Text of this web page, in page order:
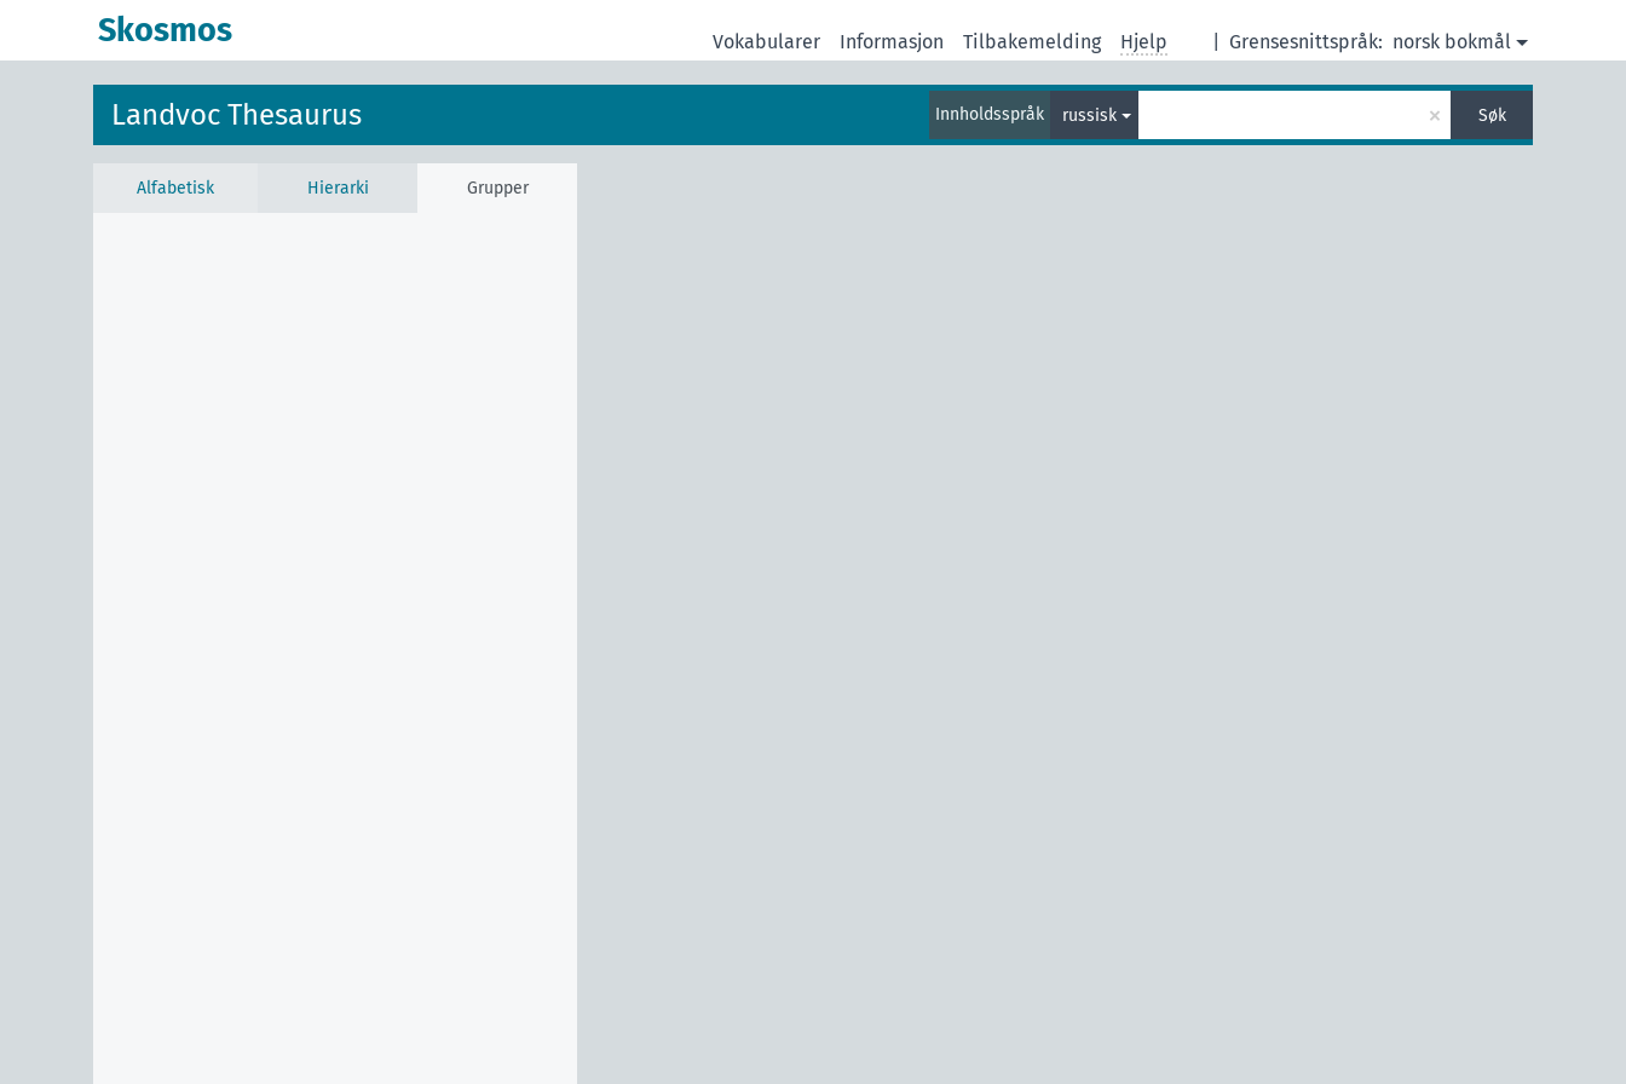
Skosmos Grensesnittspråk: norsk bokmål
Vokabularer Informasjon Tilbakemelding Hjelp
Landvoc Thesaurus Innholdsspråk russisk × Søk
Alfabetisk Hierarki Grupper